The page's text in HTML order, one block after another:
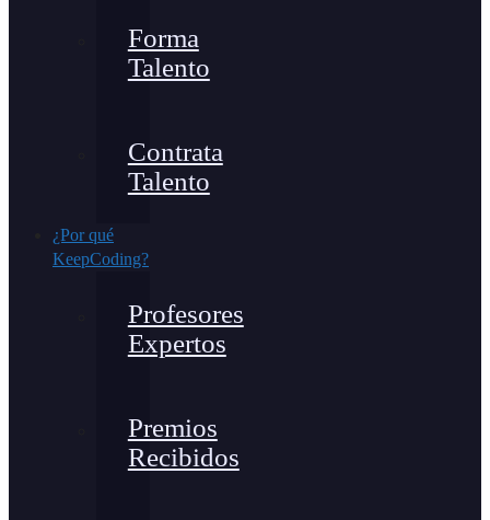
Forma
Talento
Contrata
Talento
¿Por qué
KeepCoding?
Profesores
Expertos
Premios
Recibidos